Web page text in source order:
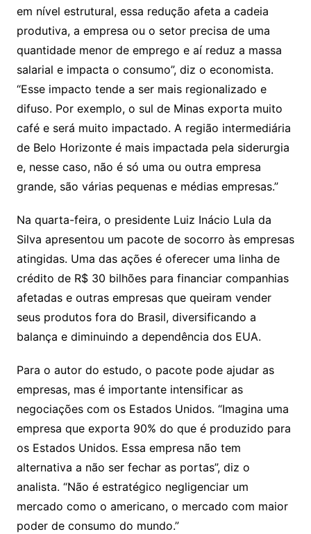
em nível estrutural, essa redução afeta a cadeia
produtiva, a empresa ou o setor precisa de uma
quantidade menor de emprego e aí reduz a massa
salarial e impacta o consumo”, diz o economista.
“Esse impacto tende a ser mais regionalizado e
difuso. Por exemplo, o sul de Minas exporta muito
café e será muito impactado. A região intermediária
de Belo Horizonte é mais impactada pela siderurgia
e, nesse caso, não é só uma ou outra empresa
grande, são várias pequenas e médias empresas.”
Na quarta-feira, o presidente Luiz Inácio Lula da
Silva apresentou um pacote de socorro às empresas
atingidas. Uma das ações é oferecer uma linha de
crédito de R$ 30 bilhões para financiar companhias
afetadas e outras empresas que queiram vender
seus produtos fora do Brasil, diversificando a
balança e diminuindo a dependência dos EUA.
Para o autor do estudo, o pacote pode ajudar as
empresas, mas é importante intensificar as
negociações com os Estados Unidos. “Imagina uma
empresa que exporta 90% do que é produzido para
os Estados Unidos. Essa empresa não tem
alternativa a não ser fechar as portas”, diz o
analista. “Não é estratégico negligenciar um
mercado como o americano, o mercado com maior
poder de consumo do mundo.”